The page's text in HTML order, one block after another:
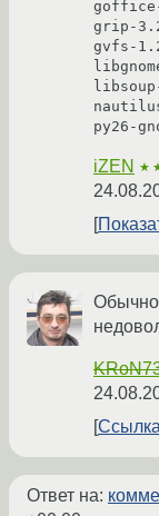
grip-
gvfs-
py26-
iZEN
Обычно
Ссылка
Ответ на: